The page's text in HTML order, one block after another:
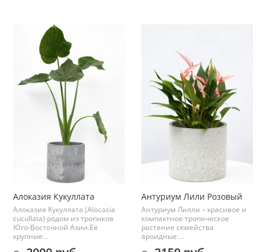
Алоказия Кукуллата
Алоказия Кукуллата (Alocasia
cucullata) родом из тропиков
Юго-Восточной Азии.Её
крупные...
Антуриум Лили Розовый
Антуриум Лилли – красивое и
компактное тропическое
растение семейства
ароидные....